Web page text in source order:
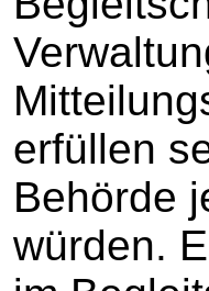
erfüllen
Behörde
würden.